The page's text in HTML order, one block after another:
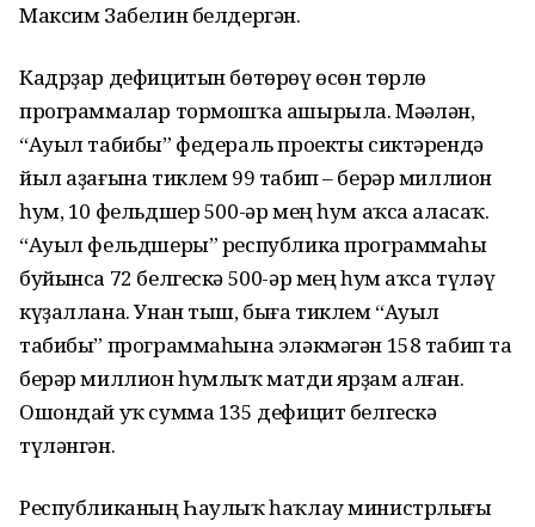
Максим Забелин белдергән.
Кадрҙар дефицитын бөтөрөү өсөн төрлө
программалар тормошҡа ашырыла. Мәҫәлән,
“Ауыл табибы” федераль проекты сиктәрендә
йыл аҙағына тиклем 99 табип – берәр миллион
һум, 10 фельдшер 500-әр мең һум аҡса аласаҡ.
“Ауыл фельдшеры” республика программаһы
буйынса 72 белгескә 500-әр мең һум аҡса түләү
күҙаллана. Унан тыш, быға тиклем “Ауыл
табибы” программаһына эләкмәгән 158 табип та
берәр миллион һумлыҡ матди ярҙам алған.
Ошондай уҡ сумма 135 дефицит белгескә
түләнгән.
Республиканың Һаулыҡ һаҡлау министрлығы